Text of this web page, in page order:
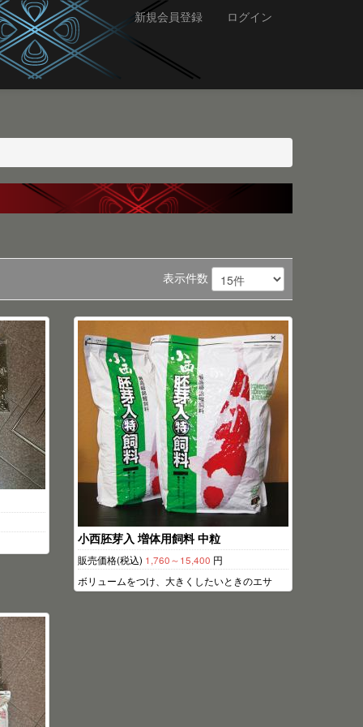
新規会員登録 ログイン
表示件数
小西胚芽入 増体用飼料 中粒
販売価格(税込) 1,760～15,400 円
ボリュームをつけ、大きくしたいときのエサ